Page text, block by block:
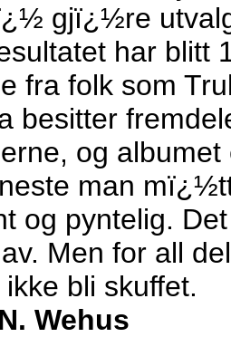
gjï¿½re
har blitt
fra folk som
besitter
og
man
og pyntelig.
Men for all
bli skuffet.
Wehus